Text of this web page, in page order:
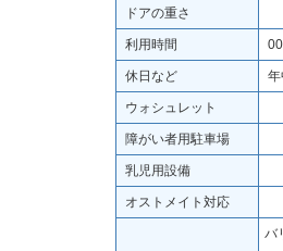
ドアの重さ
利用時間
休日など
ウォシュレット
障がい者用駐車場
乳児用設備
オストメイト対応
バ